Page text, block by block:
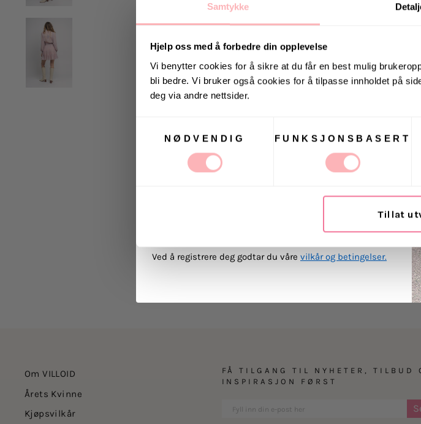
Samtykke
Hjelp oss med å forbedre din opplevelse
Vi benytter cookies for å sikre at du får en best mulig
bli bedre. Vi bruker også cookies for å tilpasse innholdet på
deg via andre nettsider.
NØDVENDIG
FUNKSJONSBASERT
Tillat
Om VILLOID
Årets Kvinne
Kjøpsvilkår
FÅ TILGANG TIL NYHETER, TILBUD
INSPIRASJON FØRST
Vinn valgfrie jeans fra Jeanerica
til deg og en venn <3
Vinneren annonseres 9. august via Instagram
Ja, jeg samtykker til at Villoid kan sende meg
Ved å registrere deg godtar du våre vilkår og betingelser.